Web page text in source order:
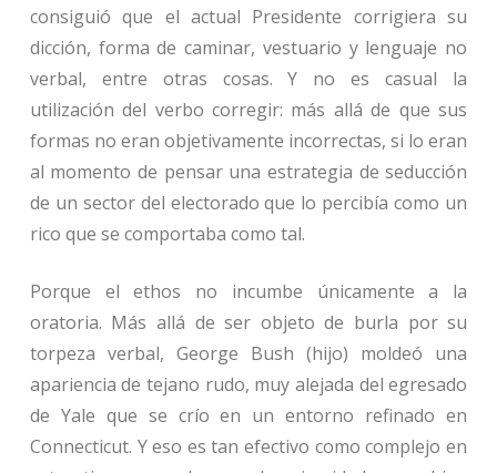
consiguió que el actual Presidente corrigiera su
dicción, forma de caminar, vestuario y lenguaje no
verbal, entre otras cosas. Y no es casual la
utilización del verbo corregir: más allá de que sus
formas no eran objetivamente incorrectas, si lo eran
al momento de pensar una estrategia de seducción
de un sector del electorado que lo percibía como un
rico que se comportaba como tal.
Porque el ethos no incumbe únicamente a la
oratoria. Más allá de ser objeto de burla por su
torpeza verbal, George Bush (hijo) moldeó una
apariencia de tejano rudo, muy alejada del egresado
de Yale que se crío en un entorno refinado en
Connecticut. Y eso es tan efectivo como complejo en